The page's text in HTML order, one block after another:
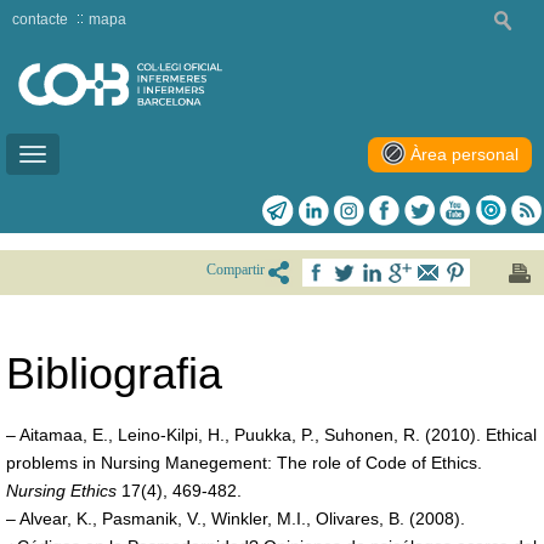
Toggle
contacte mapa
Àrea personal
Compartir
Bibliografia
– Aitamaa, E., Leino-Kilpi, H., Puukka, P., Suhonen, R. (2010). Ethical
problems in Nursing Manegement: The role of Code of Ethics.
Nursing Ethics 17(4), 469-482.
– Alvear, K., Pasmanik, V., Winkler, M.I., Olivares, B. (2008).